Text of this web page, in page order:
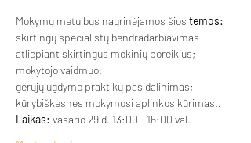
Mokymų metu bus nagrinėjamos šios temos:
skirtingų specialistų bendradarbiavimas
atliepiant skirtingus mokinių poreikius;
mokytojo vaidmuo;
gerųjų ugdymo praktikų pasidalinimas;
kūrybiškesnės mokymosi aplinkos kūrimas..
Laikas: vasario 29 d. 13:00 - 16:00 val.